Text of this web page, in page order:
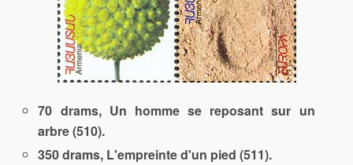
70 drams, Un homme se reposant sur un
arbre (510).
350 drams, L'empreinte d'un pied (511).